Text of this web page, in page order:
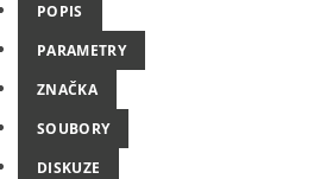
POPIS
PARAMETRY
ZNAČKA
SOUBORY
DISKUZE